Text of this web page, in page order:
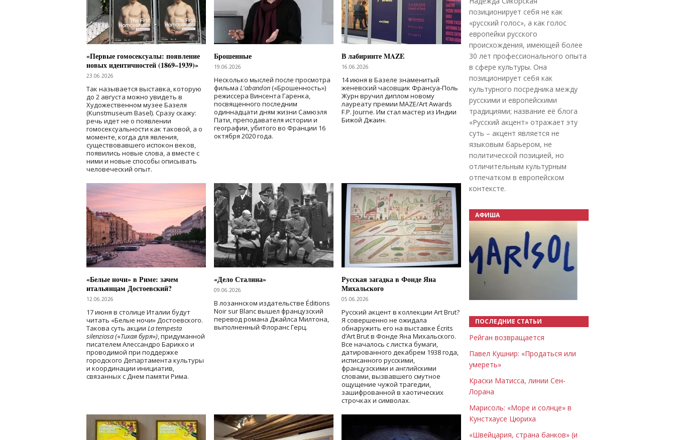
«Первые гомосексуалы: появление
новых идентичностей (1869–1939)»
23.06.2026
Так называется выставка, которую
до 2 августа можно увидеть в
Художественном музее Базеля
(Kunstmuseum Basel). Сразу скажу:
речь идет не о появлении
гомосексуальности как таковой, а о
моменте, когда для явления,
существовавшего испокон веков,
появились новые слова, а вместе с
ними и новые способы описывать
человеческий опыт.
Брошенные
19.06.2026
Несколько мыслей после просмотра
фильма L'abandon(«Брошенность»)
режиссера Винсента Гаренка,
посвященного последним
одиннадцати дням жизни Самюэля
Пати, преподавателя истории и
географии, убитого во Франции 16
октября 2020 года.
В лабиринте MAZE
16.06.2026
14 июня в Базеле знаменитый
женевский часовщик Франсуа-Поль
Журн вручил диплом новому
лауреату премии MAZE/Art Awards
F.P. Journe. Им стал мастер из Индии
Бижой Джаин.
«Белые ночи» в Риме: зачем
итальянцам Достоевский?
12.06.2026
17 июня в столице Италии будут
читать «Белые ночи» Достоевского.
Такова суть акции La tempesta
silenziosa («Тихая буря»), придуманной
писателем Алессандро Барикко и
проводимой при поддержке
городского Департамента культуры
и координации инициатив,
связанных с Днем памяти Рима.
«Дело Сталина»
09.06.2026
В лозаннском издательстве Éditions
Noir sur Blanc вышел французский
перевод романа Джайлса Милтона,
выполненный Флоранс Герц.
Русская загадка в Фонде Яна
Михальского
05.06.2026
Русский акцент в коллекции Art Brut?
Я совершенно не ожидала
обнаружить его на выставке Écrits
d’Art Brut в Фонде Яна Михальского.
Все началось с листка бумаги,
датированного декабрем 1938 года,
исписанного русскими,
французскими и английскими
словами, вызвавшего смутное
ощущение чужой трагедии,
зашифрованной в хаотических
строчках и символах.
позиционирует себя не как
«русский голос», а как голос
европейки русского
происхождения, имеющей более
30 лет профессионального опыта
в сфере культуры. Она
позиционирует себя как
культурного посредника между
русскими и европейскими
традициями; название её блога
«Русский акцент» отражает эту
суть – акцент является не
языковым барьером, не
политической позицией, но
отличительным культурным
отпечатком в европейском
контексте.
АФИША
ПОСЛЕДНИЕ СТАТЬИ
Рейган возвращается
Павел Кушнир: «Продаться или
умереть»
Краски Матисса, линии Сен-
Лорана
Марисоль: «Море и солнце» в
Кунстхаусе Цюриха
«Швейцария, страна банков» (и